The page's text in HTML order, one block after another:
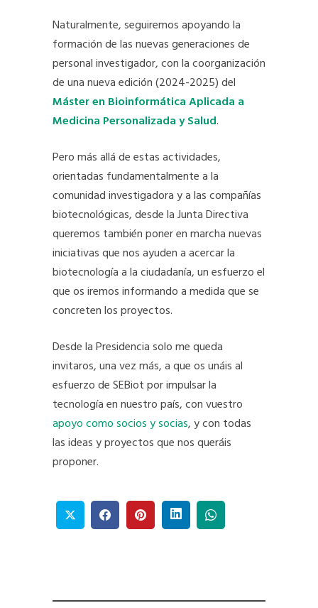
Naturalmente, seguiremos apoyando la
formación de las nuevas generaciones de
personal investigador, con la coorganización
de una nueva edición (2024-2025) del
Máster en Bioinformática Aplicada a
Medicina Personalizada y Salud.
Pero más allá de estas actividades,
orientadas fundamentalmente a la
comunidad investigadora y a las compañías
biotecnológicas, desde la Junta Directiva
queremos también poner en marcha nuevas
iniciativas que nos ayuden a acercar la
biotecnología a la ciudadanía, un esfuerzo el
que os iremos informando a medida que se
concreten los proyectos.
Desde la Presidencia solo me queda
invitaros, una vez más, a que os unáis al
esfuerzo de SEBiot por impulsar la
tecnología en nuestro país, con vuestro
apoyo como socios y socias, y con todas
las ideas y proyectos que nos queráis
proponer.